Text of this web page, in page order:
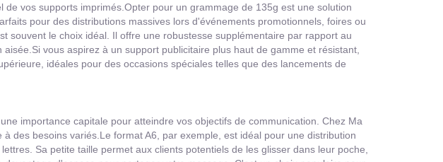
vos supports imprimés.Opter pour un grammage de 135g est une solution
pour des distributions massives lors d'événements promotionnels, foires ou
le choix idéal. Il offre une robustesse supplémentaire par rapport au
vous aspirez à un support publicitaire plus haut de gamme et résistant,
idéales pour des occasions spéciales telles que des lancements de
importance capitale pour atteindre vos objectifs de communication. Chez Ma
des besoins variés.Le format A6, par exemple, est idéal pour une distribution
Sa petite taille permet aux clients potentiels de les glisser dans leur poche,